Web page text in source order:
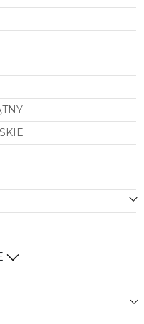
niepowtarzalny
Zainwestuj w
się Twoim
i